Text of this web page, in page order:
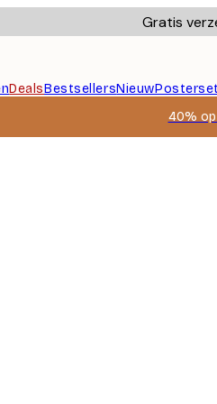
Gratis
DealsBestsellersNieuw
40%